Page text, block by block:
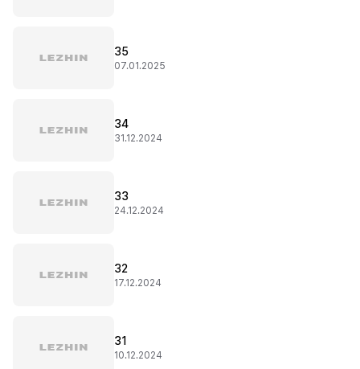
35
07.01.2025
34
31.12.2024
33
24.12.2024
32
17.12.2024
31
10.12.2024